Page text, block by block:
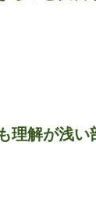
理解が浅い